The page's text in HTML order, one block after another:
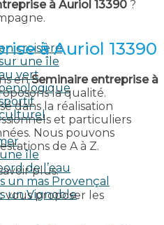
croisière
une île
vert
culturel
île
de l’eau
un mas Provençal
un Vignoble
à Auriol 13390 ?
à Auriol 13390
enSeminaire entreprise à
la qualité.
dans la réalisation
et particuliers
Nous pouvons
de A à Z.
plus.
proposer les